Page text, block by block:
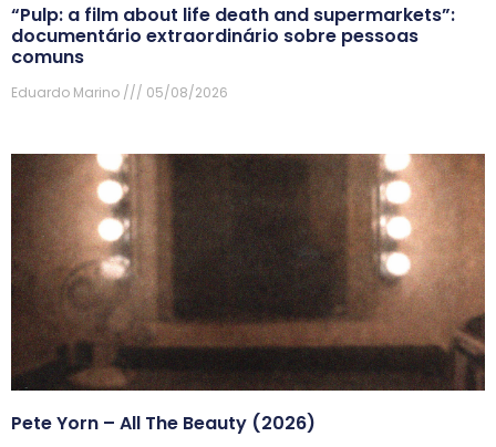
“Pulp: a film about life death and supermarkets”:
documentário extraordinário sobre pessoas
comuns
Eduardo Marino 05/08/2026
Pete Yorn – All The Beauty (2026)